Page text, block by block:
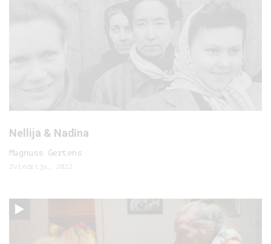
Nellija & Nadīna
Magnuss Gertens
Zviedrija, 2022